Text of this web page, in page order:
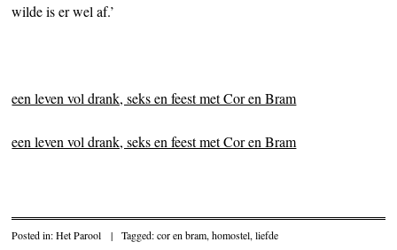
wilde is er wel af.’
een leven vol drank, seks en feest met Cor en Bram
een leven vol drank, seks en feest met Cor en Bram
Posted in:Het Parool | Tagged:cor en bram,homostel,liefde